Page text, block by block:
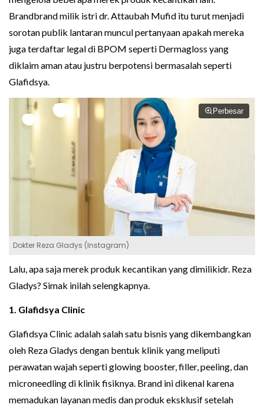
Brandbrand milik istri dr. Attaubah Mufid itu turut menjadi
sorotan publik lantaran muncul pertanyaan apakah mereka
juga terdaftar legal di BPOM seperti Dermagloss yang
diklaim aman atau justru berpotensi bermasalah seperti
Glafidsya.
Perbesar
Dokter Reza Gladys (Instagram)
Lalu, apa saja merek produk kecantikan yang dimilikidr. Reza
Gladys? Simak inilah selengkapnya.
1. Glafidsya Clinic
Glafidsya Clinic adalah salah satu bisnis yang dikembangkan
oleh Reza Gladys dengan bentuk klinik yang meliputi
perawatan wajah seperti glowing booster, filler, peeling, dan
microneedling di klinik fisiknya. Brand ini dikenal karena
memadukan layanan medis dan produk eksklusif setelah